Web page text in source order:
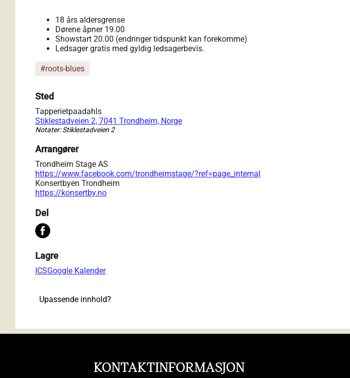
18 års aldersgrense
Dørene åpner 19.00
Showstart 20.00 (endringer tidspunkt kan forekomme)
Ledsager gratis med gyldig ledsagerbevis.
#roots-blues
Sted
Tapperietpaadahls
Stiklestadveien 2, 7041 Trondheim, Norge
Notater: Stiklestadveien 2
Arrangører
Trondheim Stage AS
https://www.facebook.com/trondheimstage/?ref=page_internal
Konsertbyen Trondheim
https://konsertby.no
Del
Lagre
ICSGoogle Kalender
Upassende innhold?
KONTAKTINFORMASJON